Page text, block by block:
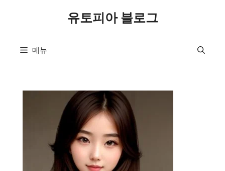
유토피아 블로그
메뉴